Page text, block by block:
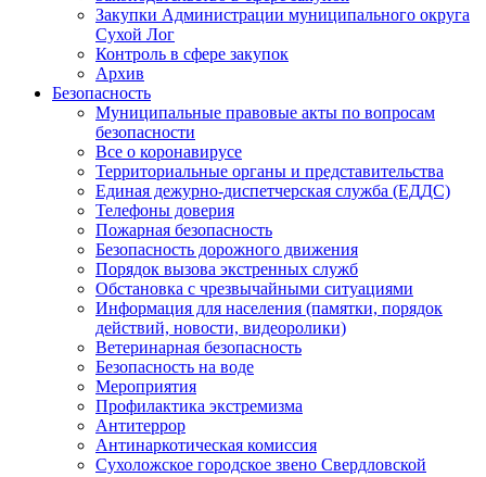
Закупки Администрации муниципального округа
Сухой Лог
Контроль в сфере закупок
Архив
Безопасность
Муниципальные правовые акты по вопросам
безопасности
Все о коронавирусе
Территориальные органы и представительства
Единая дежурно-диспетчерская служба (ЕДДС)
Телефоны доверия
Пожарная безопасность
Безопасность дорожного движения
Порядок вызова экстренных служб
Обстановка с чрезвычайными ситуациями
Информация для населения (памятки, порядок
действий, новости, видеоролики)
Ветеринарная безопасность
Безопасность на воде
Мероприятия
Профилактика экстремизма
Антитеррор
Антинаркотическая комиссия
Сухоложское городское звено Свердловской